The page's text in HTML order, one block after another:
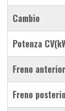
Cambio
Potenza
Freno
Freno